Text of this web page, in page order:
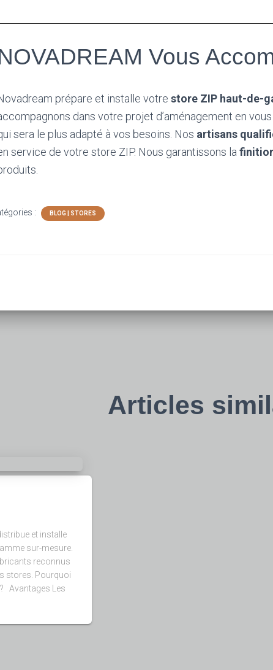
Vous
prépare et installe votre store ZIP haut-de-
dans votre projet d’aménagement en
sera le plus adapté à vos besoins. Nos artisans
service de votre store ZIP. Nous garantissons la
: BLOG | STORES
Articles
et installe
sur-mesure.
reconnus
stores. Pourquoi
Avantages Les